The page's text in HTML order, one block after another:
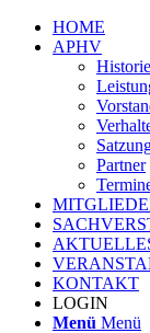
HOME
APHV
Historie
Partner
KONTAKT
LOGIN
Menü Menü